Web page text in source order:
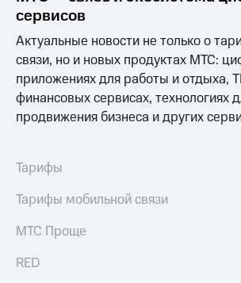
сервисов
Актуальные новости не только о
связи, но и новых продуктах МТС:
приложениях для работы и отдыха,
финансовых сервисах, технологиях
продвижения бизнеса и других
Тарифы
Тарифы мобильной связи
МТС Проще
RED